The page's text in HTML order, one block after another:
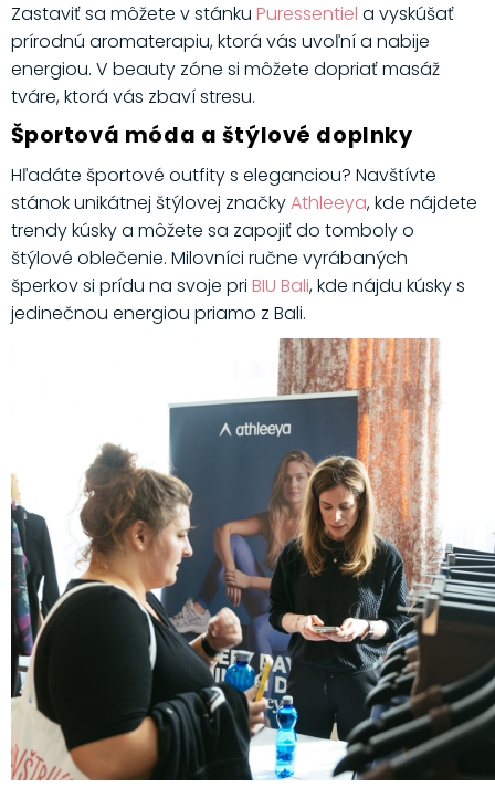
Zastaviť sa môžete v stánku Puressentiel a vyskúšať
prírodnú aromaterapiu, ktorá vás uvoľní a nabije
energiou. V beauty zóne si môžete dopriať masáž
tváre, ktorá vás zbaví stresu.
Športová móda a štýlové doplnky
Hľadáte športové outfity s eleganciou? Navštívte
stánok unikátnej štýlovej značkyAthleeya, kde nájdete
trendy kúsky a môžete sa zapojiť do tomboly o
štýlové oblečenie. Milovníci ručne vyrábaných
šperkov si prídu na svoje pri BIU Bali, kde nájdu kúsky s
jedinečnou energiou priamo z Bali.